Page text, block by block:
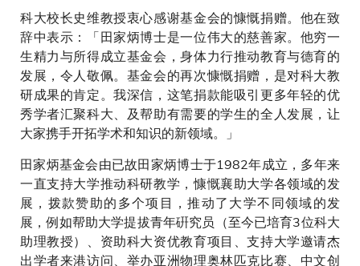
科大校长史维教授衷心感谢基金会的慷慨捐赠。他在致
辞中表示：「田家炳博士是一位伟大的慈善家。他穷一
生精力与所得成立基金会，身体力行推动教育与德育的
发展，令人敬佩。基金会的再次慷慨捐赠，是对科大教
研成果的肯定。我深信，这笔捐款能吸引更多年轻的优
秀学者汇聚科大、及帮助有需要的学生的全人发展，让
大家携手开拓学术和知识的新领域。」
田家炳基金会由已故田家炳博士于1982年成立，多年来
一直支持大学推动科研教学，慷慨襄助大学各领域的发
展，拨款赞助的多个项目，推动了大学不同领域的发
展，例如帮助大学提拔青年硏究员（至今已培育3位科大
助理教授）、资助科大资优教育项目、支持大学邀请杰
出学者来港访问、举办亚洲物理奥林匹克比赛、中文创